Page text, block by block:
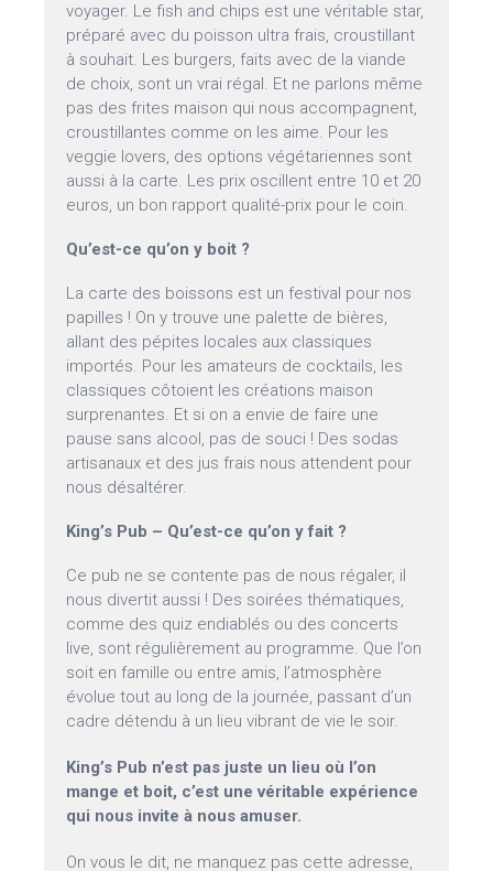
voyager. Le fish and chips est une véritable star,
préparé avec du poisson ultra frais, croustillant
à souhait. Les burgers, faits avec de la viande
de choix, sont un vrai régal. Et ne parlons même
pas des frites maison qui nous accompagnent,
croustillantes comme on les aime. Pour les
veggie lovers, des options végétariennes sont
aussi à la carte. Les prix oscillent entre 10 et 20
euros, un bon rapport qualité-prix pour le coin.
Qu’est-ce qu’on y boit ?
La carte des boissons est un festival pour nos
papilles ! On y trouve une palette de bières,
allant des pépites locales aux classiques
importés. Pour les amateurs de cocktails, les
classiques côtoient les créations maison
surprenantes. Et si on a envie de faire une
pause sans alcool, pas de souci ! Des sodas
artisanaux et des jus frais nous attendent pour
nous désaltérer.
King’s Pub – Qu’est-ce qu’on y fait ?
Ce pub ne se contente pas de nous régaler, il
nous divertit aussi ! Des soirées thématiques,
comme des quiz endiablés ou des concerts
live, sont régulièrement au programme. Que l’on
soit en famille ou entre amis, l’atmosphère
évolue tout au long de la journée, passant d’un
cadre détendu à un lieu vibrant de vie le soir.
King’s Pub n’est pas juste un lieu où l’on
mange et boit, c’est une véritable expérience
qui nous invite à nous amuser.
On vous le dit, ne manquez pas cette adresse,